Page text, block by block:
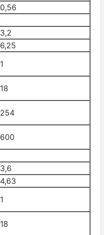
0,56
3,2
6,25
1
18
254
600
3,6
4,63
1
18